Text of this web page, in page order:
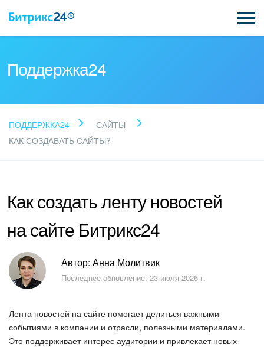
Прочитайте готовые
ответы
Поддержка Битрикс24
Регистрация и вход
Безопасность в Битрикс24
С чего начать
Поддержка24
ПОДДЕРЖКА24
САЙТЫ
КАК СОЗДАВАТЬ САЙТЫ?
Как создать ленту новостей
на сайте Битрикс24
Автор: Анна Молитвик
Последнее обновление: 23 июля 2026 г.
Лента новостей на сайте помогает делиться важными
событиями в компании и отрасли, полезными материалами.
Это поддерживает интерес аудитории и привлекает новых